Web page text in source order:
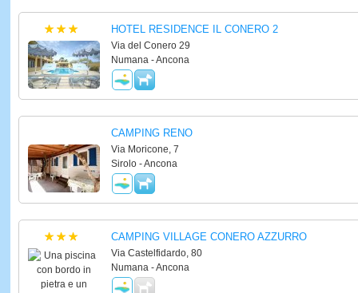
HOTEL RESIDENCE IL CONERO 2
Via del Conero 29
Numana - Ancona
CAMPING RENO
Via Moricone, 7
Sirolo - Ancona
CAMPING VILLAGE CONERO AZZURRO
Via Castelfidardo, 80
Numana - Ancona